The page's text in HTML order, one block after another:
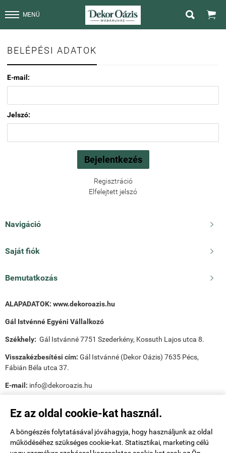
Ez az oldal cookie-kat használ.
A böngészés folytatásával jóváhagyja, hogy használjunk az oldal
működéséhez szükséges cookie-kat. Statisztikai, marketing célú
MENÜ  
BELÉPÉSI ADATOK
E-mail:
Jelszó:
Regisztráció
Elfelejtett jelszó
Navigáció 
Saját fiók 
Bemutatkozás 
ALAPADATOK: www.dekoroazis.hu
Gál Istvénné Egyéni Vállalkozó
Székhely: Gál Istvánné 7751 Szederkény, Kossuth Lajos utca 8.
Visszakézbesítési cím: Gál Istvánné (Dekor Oázis) 7635 Pécs,
Fábián Béla utca 37.
E-mail: info@dekoroazis.hu
Payee tudnivalók: